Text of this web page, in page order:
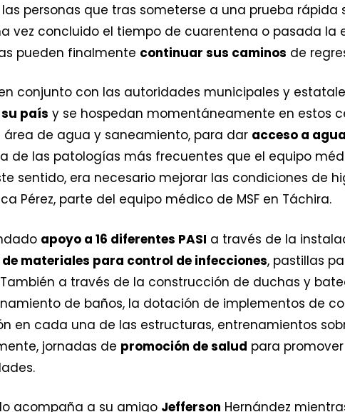
personas que tras someterse a una prueba rápida
vez concluido el tiempo de cuarentena o pasada
pueden finalmente continuar sus caminos de
en conjunto con las autoridades municipales y
país y se hospedan momentáneamente en estos
de agua y saneamiento, para dar acceso a
de las patologías más frecuentes que el equipo
sentido, era necesario mejorar las condiciones de
Pérez, parte del equipo médico de MSF en Táchira.
apoyo a 16 diferentes PASI a través de la
materiales para control de infecciones, pastillas
a través de la construcción de duchas y
de baños, la dotación de implementos de
en cada una de las estructuras, entrenamientos
jornadas de promoción de salud para
acompaña a su amigo Jefferson Hernández